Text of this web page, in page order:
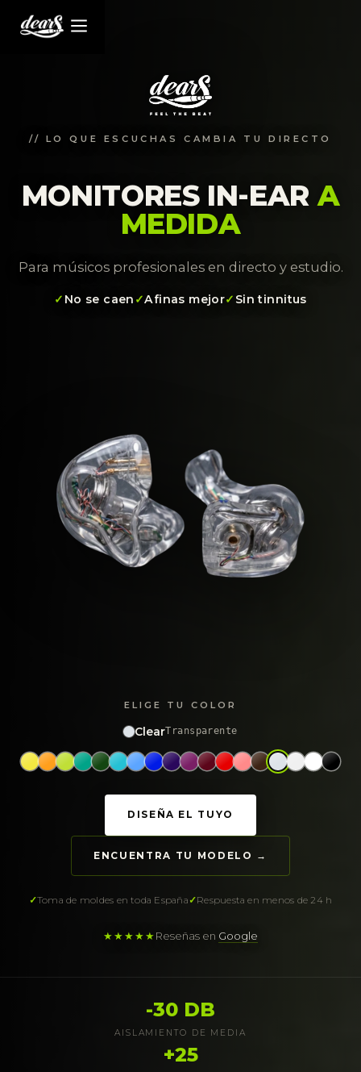
// LO QUE ESCUCHAS CAMBIA TU DIRECTO
MONITORES IN-EARA
MEDIDA
Para músicos profesionales en directo y estudio.
No se caen Afinas mejor Sin tinnitus
ELIGE TU COLOR
ClearTransparente
DISEÑA EL TUYO
ENCUENTRA TU MODELO →
Toma de moldes en toda España Respuesta en menos de 24 h
★★★★★Reseñas en Google
-30 DB
AISLAMIENTO DE MEDIA
+25